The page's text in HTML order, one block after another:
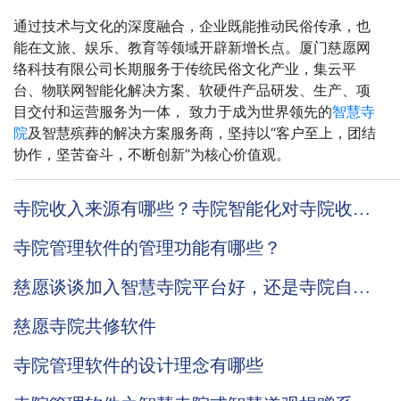
通过技术与文化的深度融合，企业既能推动民俗传承，也
能在文旅、娱乐、教育等领域开辟新增长点。厦门慈愿网
络科技有限公司长期服务于传统民俗文化产业，集云平
台、物联网智能化解决方案、软硬件产品研发、生产、项
目交付和运营服务为一体， 致力于成为世界领先的智慧寺
院及智慧殡葬的解决方案服务商，坚持以“客户至上，团结
协作，坚苦奋斗，不断创新”为核心价值观。
寺院收入来源有哪些？寺院智能化对寺院收入
寺院管理软件的管理功能有哪些？
慈愿谈谈加入智慧寺院平台好，还是寺院自己
慈愿寺院共修软件
寺院管理软件的设计理念有哪些